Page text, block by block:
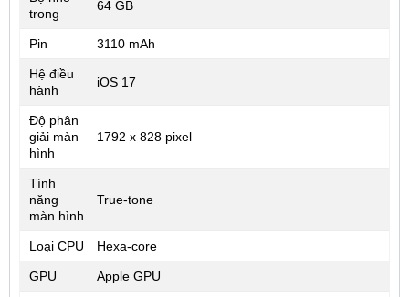
trong
64 GB
Pin 3110 mAh
Hệ điều
hành
iOS 17
Độ phân
giải màn
hình
1792 x 828 pixel
Tính
năng
màn hình
True-tone
Loại CPU Hexa-core
GPU Apple GPU